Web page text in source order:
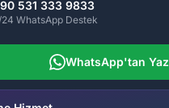
531 333 9833
WhatsApp Destek
WhatsApp'tan Yaz